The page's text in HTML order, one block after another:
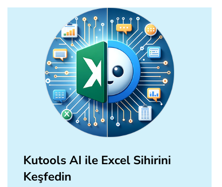
Kutools AI ile Excel Sihirini
Keşfedin